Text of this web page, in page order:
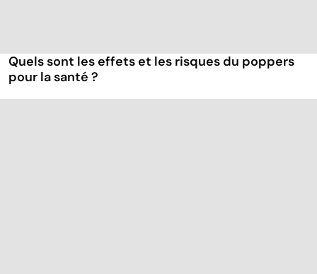
Quels sont les effets et les risques du poppers
pour la santé ?